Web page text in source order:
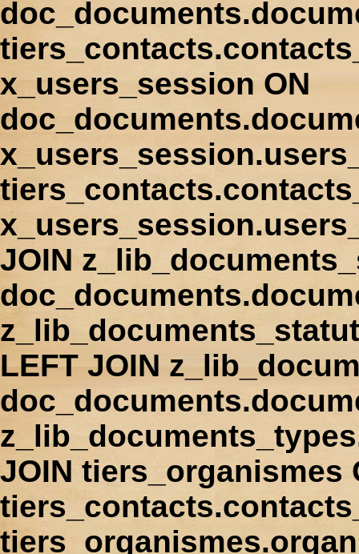
x_users_session ON
JOIN
LEFT JOIN
JOIN tiers_organismes